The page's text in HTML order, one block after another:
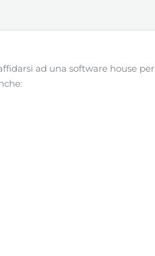
ad una software house per